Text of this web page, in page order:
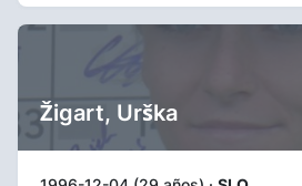
Žigart, Urška